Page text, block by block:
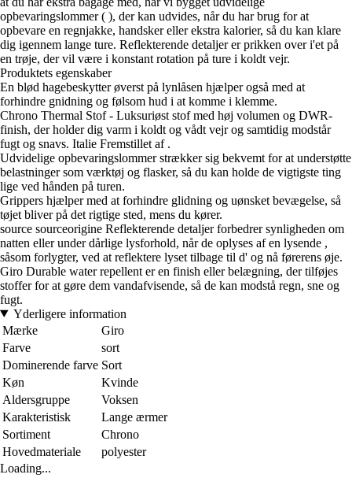
opbevaringslommer ( ), der kan udvides, når du har brug for at
opbevare en regnjakke, handsker eller ekstra kalorier, så du kan klare
dig igennem lange ture. Reflekterende detaljer er prikken over i'et på
en trøje, der vil være i konstant rotation på ture i koldt vejr.
Produktets egenskaber
En blød hagebeskytter øverst på lynlåsen hjælper også med at
forhindre gnidning og følsom hud i at komme i klemme.
Chrono Thermal Stof - Luksuriøst stof med høj volumen og DWR-
finish, der holder dig varm i koldt og vådt vejr og samtidig modstår
fugt og snavs. Italie Fremstillet af .
Udvidelige opbevaringslommer strækker sig bekvemt for at understøtte
belastninger som værktøj og flasker, så du kan holde de vigtigste ting
lige ved hånden på turen.
Grippers hjælper med at forhindre glidning og uønsket bevægelse, så
tøjet bliver på det rigtige sted, mens du kører.
source sourceorigine Reflekterende detaljer forbedrer synligheden om
natten eller under dårlige lysforhold, når de oplyses af en lysende ,
såsom forlygter, ved at reflektere lyset tilbage til d' og nå førerens øje.
Giro Durable water repellent er en finish eller belægning, der tilføjes
stoffer for at gøre dem vandafvisende, så de kan modstå regn, sne og
fugt.
Yderligere information
Mærke
Giro
Farve
sort
Dominerende farve Sort
Køn
Kvinde
Aldersgruppe
Voksen
Karakteristisk
Lange ærmer
Sortiment
Chrono
Hovedmateriale
polyester
Loading...